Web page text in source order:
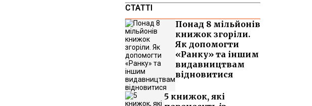
СТАТТІ
Понад 8 мільйонів
книжок згоріли.
Як допомогти
«Ранку» та іншим
видавництвам
відновитися
5 книжок, які